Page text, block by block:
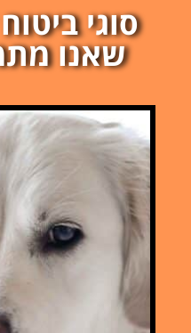
סוגי
שאנו